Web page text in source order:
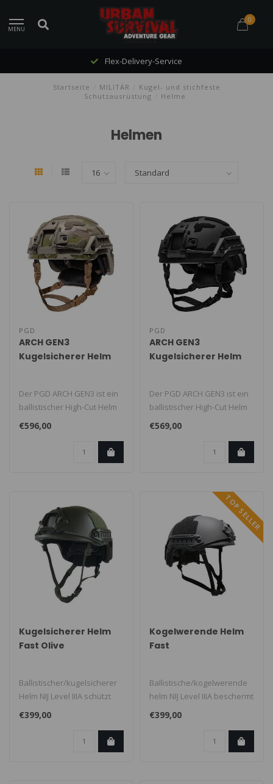
MENU
0
Flex-Delivery-Service
Startseite MILITÄR
Kugel- und stichfeste
Schutzausrüstung
Helme
Helmen
PGD
ARCH GEN3
Kugelsicherer Helm
Der PGD ARCH GEN3 ist ein
ballistischer High-Cut Helm
für anspruchsvolle Einsä..
€596,00
PGD
ARCH GEN3
Kugelsicherer Helm
Der PGD ARCH GEN3 ist ein
ballistischer High-Cut Helm
für anspruchsvolle Einsä..
€569,00
Kugelsicherer Helm
Fast Olive
Ballistischer/kugelsicherer
Helm NIJ Level IIIA schützt
vor 9mm und 0,44 Magnum..
€399,00
TOP SELLER
Kogelwerende Helm
Fast
Ballistische/kogelwerende
helm NIJ Level IIIA beschermt
tegen 9mm & 0.44 magnum...
€399,00